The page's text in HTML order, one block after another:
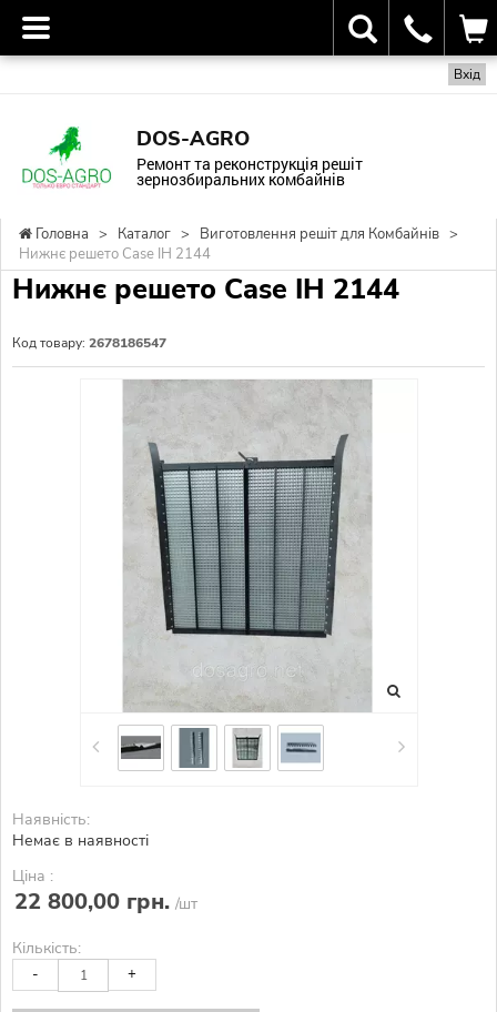
Вхід
DOS-AGRO
Ремонт та реконструкція решіт
зернозбиральних комбайнів
Головна > Каталог > Виготовлення решіт для Комбайнів >
Нижнє решето Case IH 2144
Нижнє решето Case IH 2144
Код товару: 2678186547
Наявність:
Немає в наявності
Ціна :
22 800,00 грн. /шт
Кількість:
- +